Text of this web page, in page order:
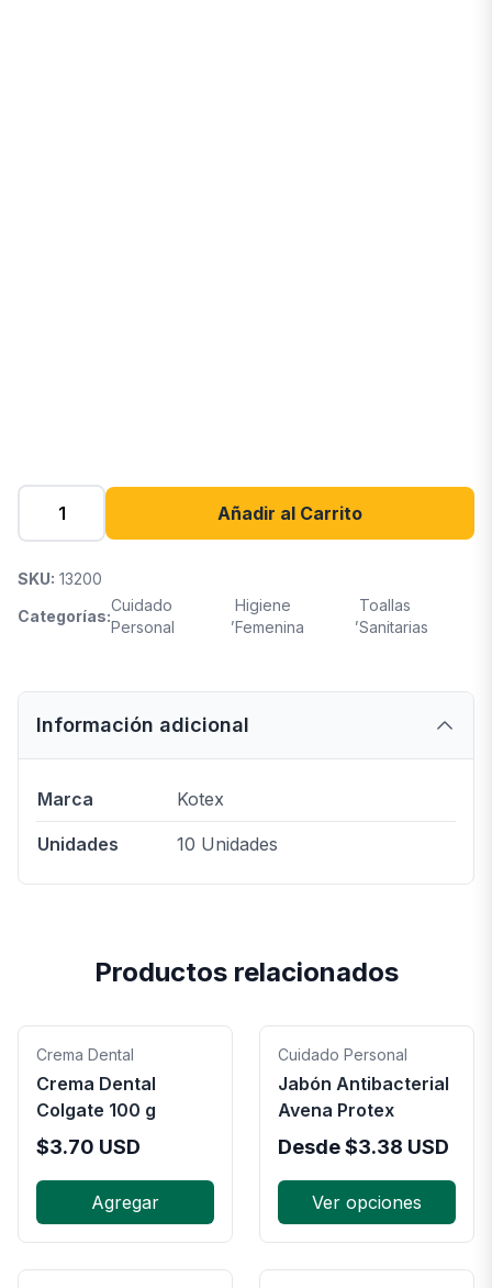
Añadir al Carrito
SKU: 13200
Categorías:
Cuidado
Personal
Higiene
Femenina
Toallas
Sanitarias
Información adicional
Marca Kotex
Unidades 10 Unidades
Productos relacionados
Crema Dental
Crema Dental
Colgate 100 g
$3.70 USD
Agregar
Cuidado Personal
Jabón Antibacterial
Avena Protex
Desde$3.38 USD
Ver opciones